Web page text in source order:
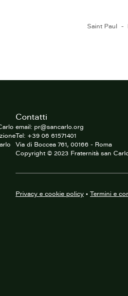
Saint Paul
Contatti
email: pr@sancarlo.org
Tel: +39 06 61571401
Via di Boccea 761, 00166 - Roma
Copyright © 2023 Fraternità san
Privacy e cookie policy • Termini e